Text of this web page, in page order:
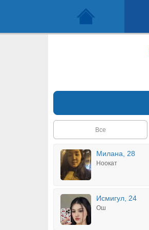
Все
Милана, 28
Ноокат
Исмигул, 24
Ош